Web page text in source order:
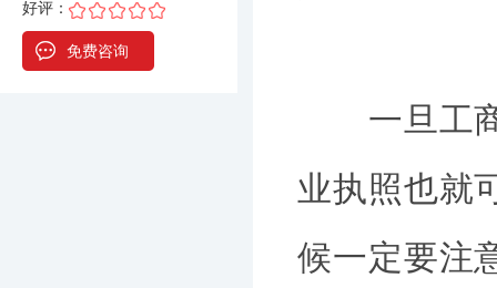
好评：
免费咨询
一旦工商
业执照也就
候一定要注